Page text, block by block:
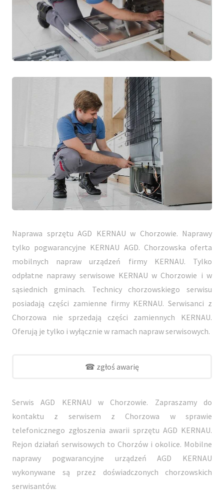
Naprawa sprzętu AGD KERNAU w Chorzowie. Naprawy
tylko pogwarancyjne KERNAU AGD. Chorzowska oferta
mobilnych napraw urządzeń firmy KERNAU. Tylko
odpłatne naprawy serwisowe KERNAU w Chorzowie i w
sąsiednich gminach. Technicy chorzowskiego serwisu
posiadają części zamienne firmy KERNAU. Serwisanci z
Chorzowa nie sprzedają części zamiennych KERNAU.
Oferują je tylko i wyłącznie w ramach napraw serwisowych.
☎ zgłoś awarię
Serwis AGD KERNAU w Chorzowie. Zapraszamy do
kontaktu z serwisem z Chorzowa w sprawie
telefonicznego zgłoszenia awarii sprzętu AGD KERNAU.
Rejon działań serwisowych to Chorzów i okolice. Mobilne
naprawy pogwarancyjne urządzeń AGD KERNAU
wykonywane są przez doświadczonych chorzowskich
serwisantów.